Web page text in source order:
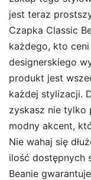
jest teraz
Czapka Classic
każdego, kto
designerskiego
produkt jest
każdej stylizacji.
zyskasz nie tylko
modny akcent,
Nie wahaj się
ilość dostępnych
Beanie